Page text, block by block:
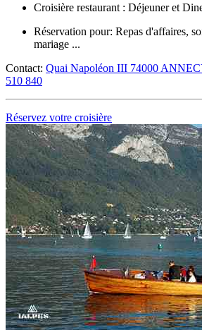
Croisière restaurant : Déjeuner et
Réservation pour: Repas d'affaires,
mariage ...
Contact: Quai Napoléon III 74000
510 840
Réservez votre croisière